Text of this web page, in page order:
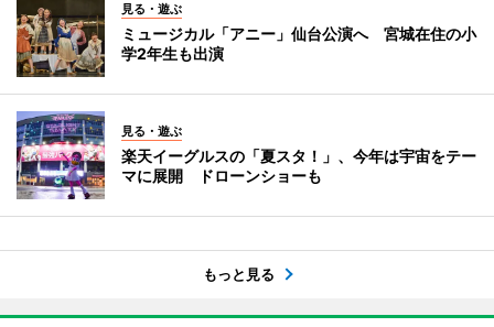
見る・遊ぶ
ミュージカル「アニー」仙台公演へ 宮城在住の小
学2年生も出演
見る・遊ぶ
楽天イーグルスの「夏スタ！」、今年は宇宙をテー
マに展開 ドローンショーも
もっと見る